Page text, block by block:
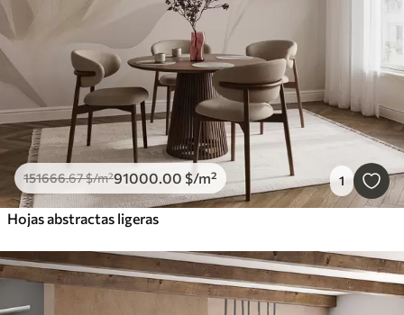
151666.67$/m²91000.00 $/m² 1
Hojas abstractas ligeras